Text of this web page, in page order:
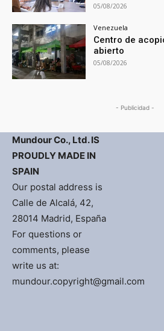
05/08/2026
Venezuela
Centro de
abierto
05/08/2026
- Publicidad -
Mundour Co., Ltd. IS
PROUDLY MADE IN
SPAIN
Our postal address is
Calle de Alcalá, 42,
28014 Madrid, España
For questions or
comments, please
write us at:
mundour.copyright@gmail.com